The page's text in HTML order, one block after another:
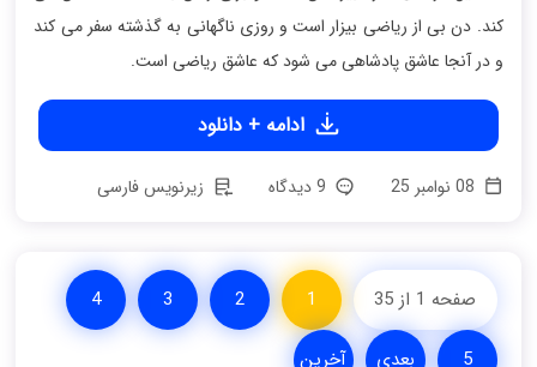
کند. دن بی از ریاضی بیزار است و روزی ناگهانی به گذشته سفر می کند
و در آنجا عاشق پادشاهی می شود که عاشق ریاضی است.
ادامه + دانلود
زیرنویس فارسی
صفحه 1 از 35 1
2
3
4
5 بعدی آخرین